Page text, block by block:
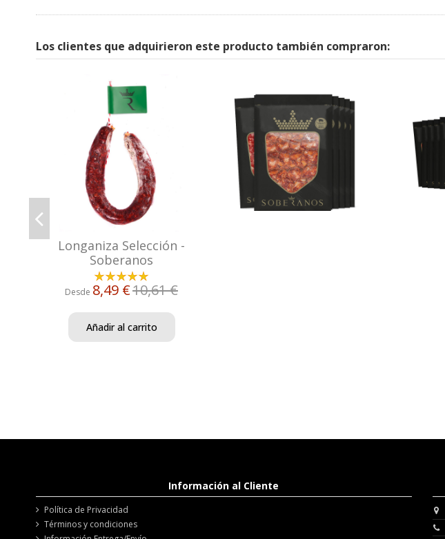
Los clientes que adquirieron este producto también compraron:
Longaniza Selección -
Soberanos
Desde 8,49 €10,61 €
Añadir al carrito
Información al Cliente
Política de Privacidad
Términos y condiciones